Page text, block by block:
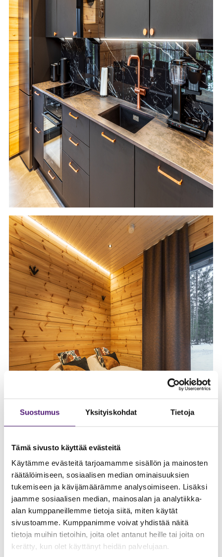
Suostumus Yksityiskohdat Tietoja
Tämä sivusto käyttää evästeitä
Käytämme evästeitä tarjoamamme sisällön ja mainosten
räätälöimiseen, sosiaalisen median ominaisuuksien
tukemiseen ja kävijämäärämme analysoimiseen. Lisäksi
jaamme sosiaalisen median, mainosalan ja analytiikka-
alan kumppaneillemme tietoja siitä, miten käytät
sivustoamme. Kumppanimme voivat yhdistää näitä
tietoja muihin tietoihin, joita olet antanut heille tai joita on
kerätty, kun olet käyttänyt heidän palvelujaan.